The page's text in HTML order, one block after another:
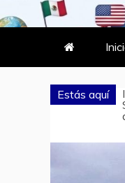
DONDE
Estás aquí